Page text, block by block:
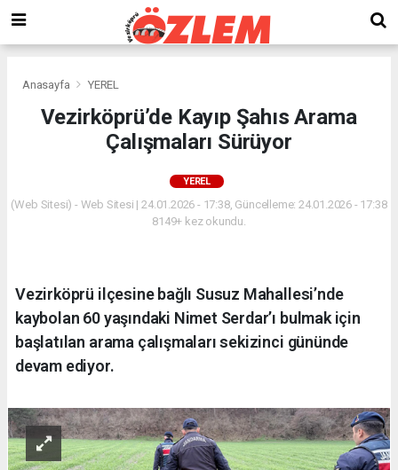
Anasayfa YEREL
Vezirköprü’de Kayıp Şahıs Arama
Çalışmaları Sürüyor
YEREL
(Web Sitesi) - Web Sitesi | 24.01.2026 - 17:38, Güncelleme: 24.01.2026 - 17:38
8149+ kez okundu.
Vezirköprü ilçesine bağlı Susuz Mahallesi’nde
kaybolan 60 yaşındaki Nimet Serdar’ı bulmak için
başlatılan arama çalışmaları sekizinci gününde
devam ediyor.